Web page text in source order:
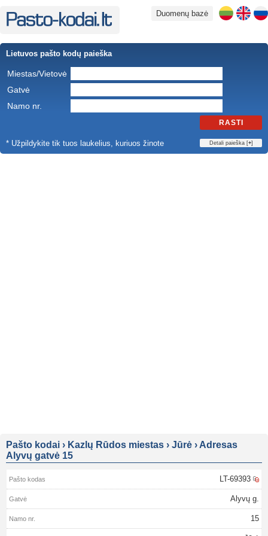
Duomenų bazė
Lietuvos pašto kodų paieška
Miestas/Vietovė
Gatvė
Namo nr.
RASTI
* Užpildykite tik tuos laukelius, kuriuos žinote Detali paieška [+]
Pašto kodai › Kazlų Rūdos miestas › Jūrė › Adresas
Alyvų gatvė 15
LT-69393
Alyvų g.
15